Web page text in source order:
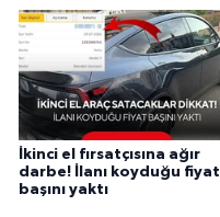
İkinci el fırsatçısına ağır
darbe! İlanı koyduğu fiyat
başını yaktı